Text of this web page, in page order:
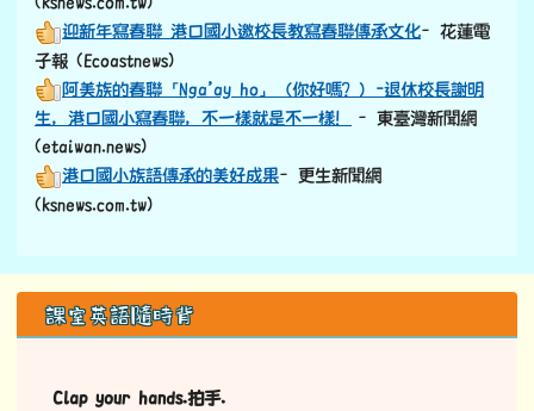
迎新年寫春聯 港口國小邀校長教寫春聯傳承文化
子報 (Ecoastnews)
阿美族的春聯「Nga’ay ho」（你好嗎？）-退休校長謝明
生，港口國小寫春聯，不一樣就是不一樣！–東臺灣新聞網
(etaiwan.news)
港口國小族語傳承的美好成果
(ksnews.com.tw)
左邊區域內容
課室英語隨時背